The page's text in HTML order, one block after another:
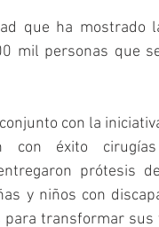
que ha mostrado
mil personas que
con la
con éxito
prótesis
y niños con
transformar